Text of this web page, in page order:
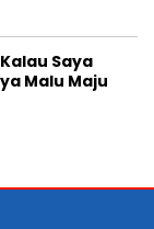
Saya
Malu Maju